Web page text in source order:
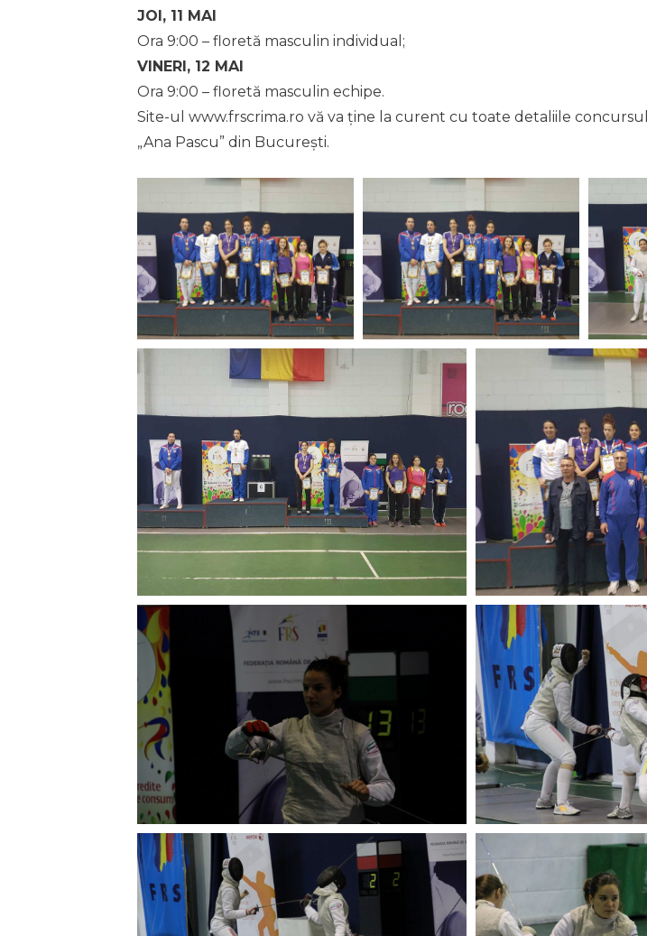
JOI, 11 MAI
Ora 9:00 – floretă masculin individual;
VINERI, 12 MAI
Ora 9:00 – floretă masculin echipe.
Site-ul www.frscrima.ro vă va ține la curent cu toate detaliile
„Ana Pascu” din București.